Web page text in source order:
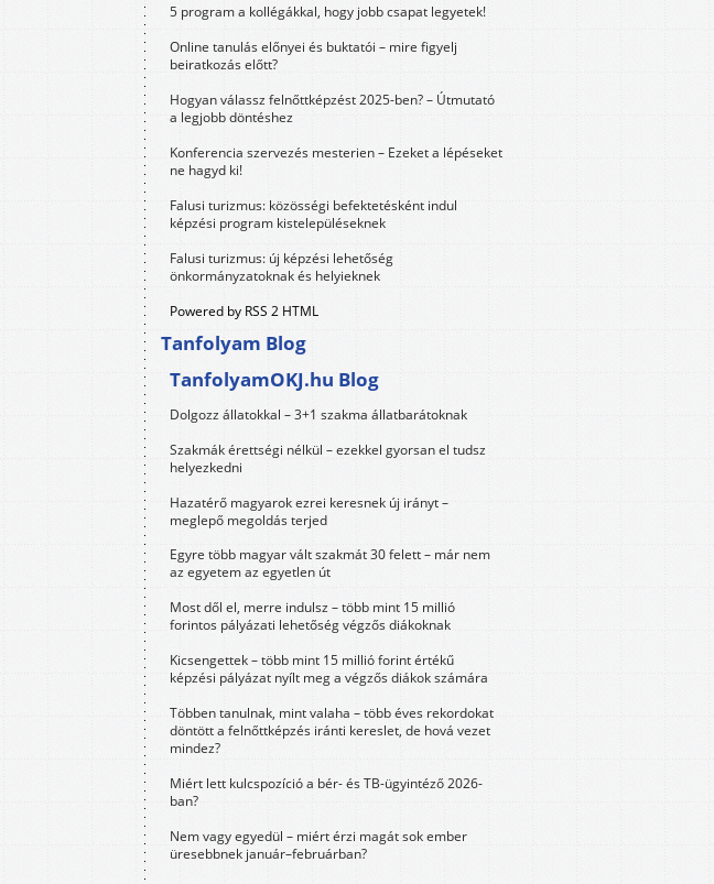
5 program a kollégákkal, hogy jobb csapat legyetek!
Online tanulás előnyei és buktatói – mire figyelj
beiratkozás előtt?
Hogyan válassz felnőttképzést 2025-ben? – Útmutató
a legjobb döntéshez
Konferencia szervezés mesterien – Ezeket a lépéseket
ne hagyd ki!
Falusi turizmus: közösségi befektetésként indul
képzési program kistelepüléseknek
Falusi turizmus: új képzési lehetőség
önkormányzatoknak és helyieknek
Powered by RSS 2 HTML
Tanfolyam Blog
TanfolyamOKJ.hu Blog
Dolgozz állatokkal – 3+1 szakma állatbarátoknak
Szakmák érettségi nélkül – ezekkel gyorsan el tudsz
helyezkedni
Hazatérő magyarok ezrei keresnek új irányt –
meglepő megoldás terjed
Egyre több magyar vált szakmát 30 felett – már nem
az egyetem az egyetlen út
Most dől el, merre indulsz – több mint 15 millió
forintos pályázati lehetőség végzős diákoknak
Kicsengettek – több mint 15 millió forint értékű
képzési pályázat nyílt meg a végzős diákok számára
Többen tanulnak, mint valaha – több éves rekordokat
döntött a felnőttképzés iránti kereslet, de hová vezet
mindez?
Miért lett kulcspozíció a bér- és TB-ügyintéző 2026-
ban?
Nem vagy egyedül – miért érzi magát sok ember
üresebbnek január–februárban?